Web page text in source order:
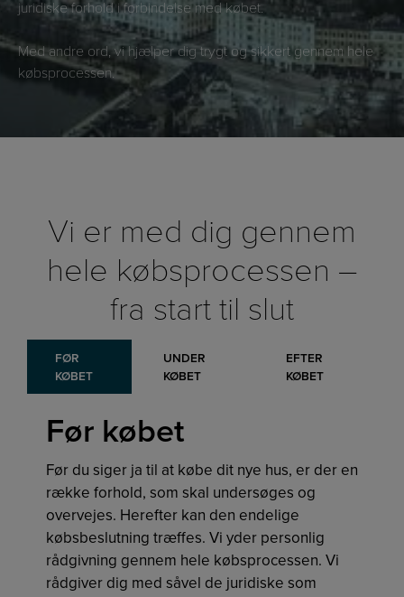
juridiske forhold i forbindelse med købet.
Med andre ord, vi hjælper dig trygt og sikkert gennem hele
købsprocessen.
Vi er med dig gennem
hele købsprocessen –
fra start til slut
FØR
KØBET
UNDER
KØBET
EFTER
KØBET
Før købet
Før du siger ja til at købe dit nye hus, er der en
række forhold, som skal undersøges og
overvejes. Herefter kan den endelige
købsbeslutning træffes. Vi yder personlig
rådgivning gennem hele købsprocessen. Vi
rådgiver dig med såvel de juridiske som